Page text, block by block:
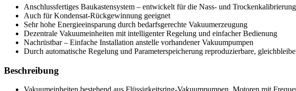
Anschlussfertiges Baukastensystem – entwickelt für die Nass- und
Auch für Kondensat-Rückgewinnung geeignet
Sehr hohe Energieeinsparung durch bedarfsgerechte Vakuumerzeugung
Dezentrale Vakuumeinheiten mit intelligenter Regelung und einfacher Bedienung
Nachrüstbar – Einfache Installation anstelle vorhandener Vakuumpumpen
Durch automatische Regelung und Parameterspeicherung reproduzierbare,
Beschreibung